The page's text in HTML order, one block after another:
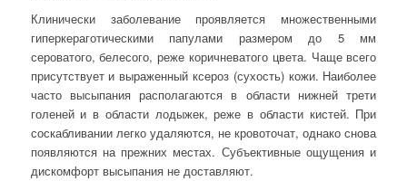
Клинически заболевание проявляется множественными
гиперкераготическими папулами размером до 5 мм
сероватого, белесого, реже коричневатого цвета. Чаще всего
присутствует и выраженный ксероз (сухость) кожи. Наиболее
часто высыпания располагаются в области нижней трети
голеней и в области лодыжек, реже в области кистей. При
соскабливании легко удаляются, не кровоточат, однако снова
появляются на прежних местах. Субъективные ощущения и
дискомфорт высыпания не доставляют.